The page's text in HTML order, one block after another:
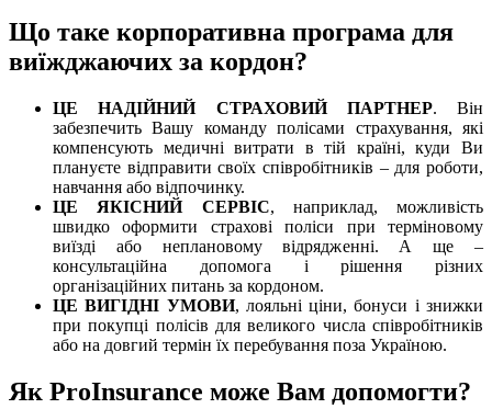
Що таке корпоративна програма для
виїжджаючих за кордон?
ЦЕ НАДІЙНИЙ СТРАХОВИЙ ПАРТНЕР. Він
забезпечить Вашу команду полісами страхування, які
компенсують медичні витрати в тій країні, куди Ви
плануєте відправити своїх співробітників – для роботи,
навчання або відпочинку.
ЦЕ ЯКІСНИЙ СЕРВІС, наприклад, можливість
швидко оформити страхові поліси при терміновому
виїзді або неплановому відрядженні. А ще –
консультаційна допомога і рішення різних
організаційних питань за кордоном.
ЦЕ ВИГІДНІ УМОВИ, лояльні ціни, бонуси і знижки
при покупці полісів для великого числа співробітників
або на довгий термін їх перебування поза Україною.
Як ProInsurance може Вам допомогти?